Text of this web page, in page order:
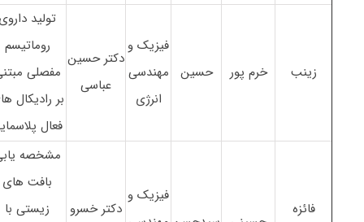
زینب خرم پور حسین
فیزیک و
مهندسی
انرژی
دکتر حسین
عباسی
تولید
روماتیسم
مفصلی
بر رادیکال
فعال
فائزه
فیزیک و
دکتر خسرو
مشخصه
بافت های
زیستی با